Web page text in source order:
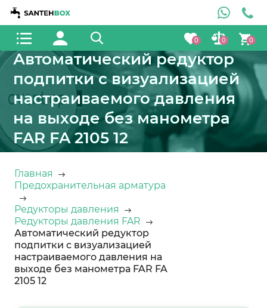
0 0 0
Автоматический редуктор
подпитки с визуализацией
настраиваемого давления
на выходе без манометра
FAR FA 2105 12
Главная
Предохранительная арматура
Редукторы давления
Редукторы давления FAR
Автоматический редуктор
подпитки с визуализацией
настраиваемого давления на
выходе без манометра FAR FA
2105 12